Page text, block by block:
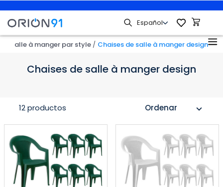
salle à manger par style Chaises de salle à manger design
Chaises de salle à manger design
Ordenar expand_more
12 productos